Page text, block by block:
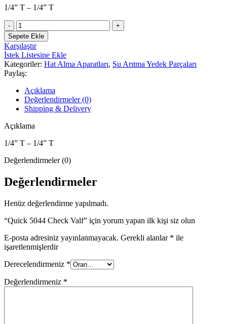
1/4” T – 1/4” T
Quick
5044
Check
Valf
adet
Sepete Ekle
Karşılaştır
İstek Listesine Ekle
Kategoriler: Hat Alma Aparatları, Su Arıtma Yedek Parçaları
Paylaş:
Açıklama
Değerlendirmeler (0)
Shipping & Delivery
Açıklama
1/4” T – 1/4” T
Değerlendirmeler (0)
Değerlendirmeler
Henüz değerlendirme yapılmadı.
“Quick 5044 Check Valf” için yorum yapan ilk kişi siz olun
E-posta adresiniz yayınlanmayacak. Gerekli alanlar * ile
işaretlenmişlerdir
Derecelendirmeniz *
Değerlendirmeniz *